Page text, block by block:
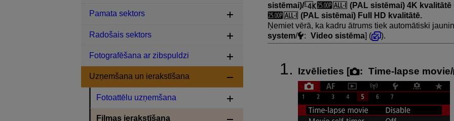
sistēmai)/
(PAL sistēmai) 4K kvalitātē
(PAL sistēmai) Full HD kvalitātē.
Ņemiet vērā, ka kadru ātrums tiek automātiski
system/ : Video sistēma] ( ).
Izvēlieties [ : Time-lapse movie/
Pamata sektors
Radošais sektors
Fotografēšana ar zibspuldzi
Uzņemšana un ierakstīšana
Fotoattēlu uzņemšana
Filmas ierakstīšana